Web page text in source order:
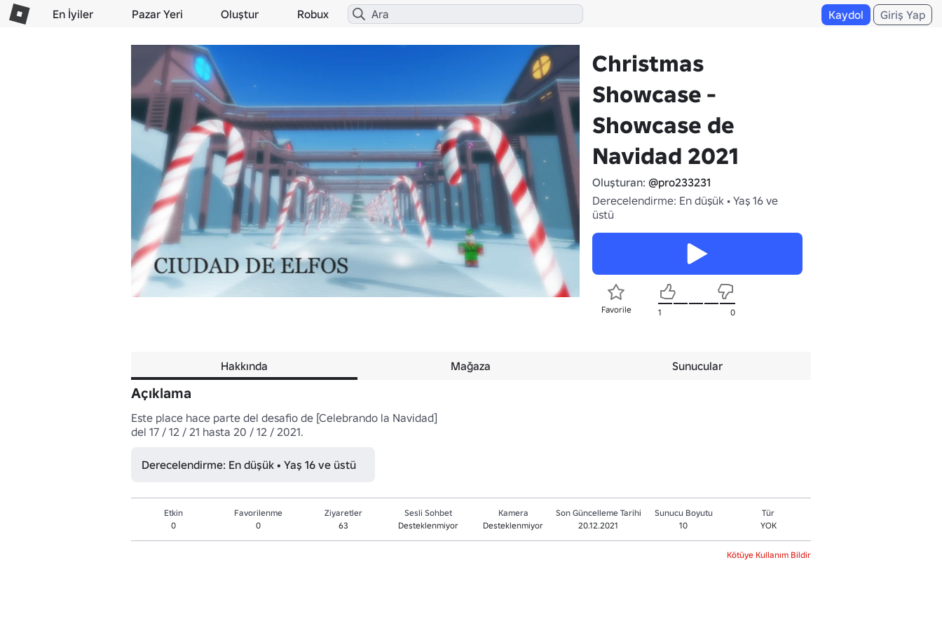
En İyiler Pazar Yeri Oluştur Robux Kaydol Giriş Yap
Christmas
Showcase -
Showcase de
Navidad 2021
Oluşturan: @pro233231
Derecelendirme: En düşük • Yaş 16 ve
üstü
Favorile 1 0
Hakkında Mağaza Sunucular
Açıklama
Este place hace parte del desafio de [Celebrando la Navidad]
del 17 / 12 / 21 hasta 20 / 12 / 2021.
Derecelendirme: En düşük • Yaş 16 ve üstü
Etkin
0
Favorilenme
0
Ziyaretler
63
Sesli Sohbet
Desteklenmiyor
Kamera
Desteklenmiyor
Son Güncelleme Tarihi
20.12.2021
Sunucu Boyutu
10
Tür
YOK
Kötüye Kullanım Bildir